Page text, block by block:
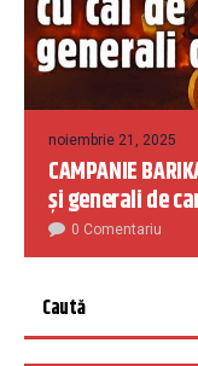
noiembrie 21, 2025
CAMPANIE
și generali de
0 Comentariu